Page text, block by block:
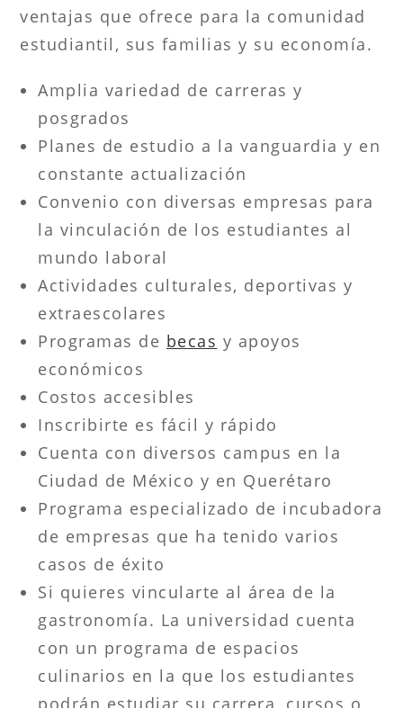
ventajas que ofrece para la comunidad
estudiantil, sus familias y su economía.
Amplia variedad de carreras y
posgrados
Planes de estudio a la vanguardia y en
constante actualización
Convenio con diversas empresas para
la vinculación de los estudiantes al
mundo laboral
Actividades culturales, deportivas y
extraescolares
Programas de becas y apoyos
económicos
Costos accesibles
Inscribirte es fácil y rápido
Cuenta con diversos campus en la
Ciudad de México y en Querétaro
Programa especializado de incubadora
de empresas que ha tenido varios
casos de éxito
Si quieres vincularte al área de la
gastronomía. La universidad cuenta
con un programa de espacios
culinarios en la que los estudiantes
podrán estudiar su carrera, cursos o